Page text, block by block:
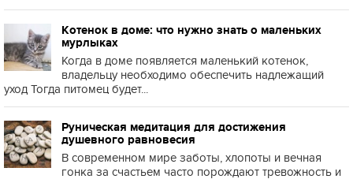
Котенок в доме: что нужно знать о маленьких
мурлыках
Когда в доме появляется маленький котенок,
владельцу необходимо обеспечить надлежащий
уход Тогда питомец будет...
Руническая медитация для достижения
душевного равновесия
В современном мире заботы, хлопоты и вечная
гонка за счастьем часто порождают тревожность и